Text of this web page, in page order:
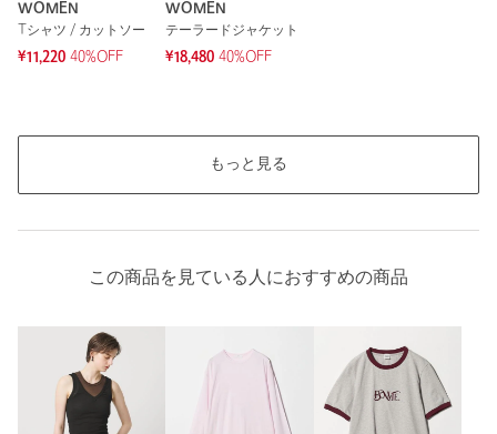
WOMEN
Tシャツ / カットソー
¥11,220 40%OFF
WOMEN
テーラードジャケット
¥18,480 40%OFF
もっと見る
この商品を見ている人におすすめの商品